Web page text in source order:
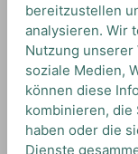
Wir empfehlen
Indian Tonic
optimalen
bereitzustellen
analysieren. Wir
Nutzung
soziale Medien,
können diese
kombinieren,
haben oder die
Dienste